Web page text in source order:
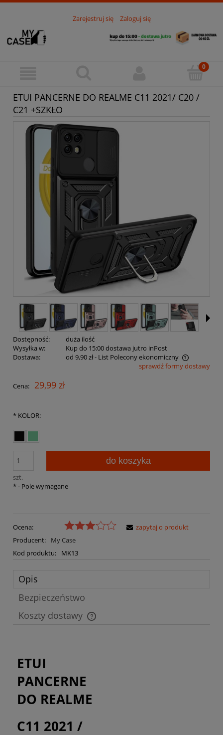
Zarejestruj się Zaloguj się
ETUI PANCERNE DO REALME C11 2021/ C20 /
C21 +SZKŁO
Dostępność:
duża ilość
Wysyłka w:
Kup do 15:00 dostawa jutro inPost
Dostawa:
od 9,90 zł- List Polecony ekonomiczny
Cena nie zawiera ewentualnych kosztów płatnościsprawdź formy dostawy
Cena: 29,99 zł
* KOLOR:
szt.
do koszyka
*- Pole wymagane
Ocena:
Producent:
My Case
Kod produktu:
MK13
zapytaj o produkt
Opis
Bezpieczeństwo
Koszty dostawy
Cena nie zawiera ewentualnych kosztów płatności
ETUI
PANCERNE
DO REALME
C11 2021 /